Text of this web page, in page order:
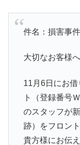
件名：損害事
大切なお客様へ
11月6日にお
ト（登録番号
のスタッフが
跡）をフロン
貴方様にお伝